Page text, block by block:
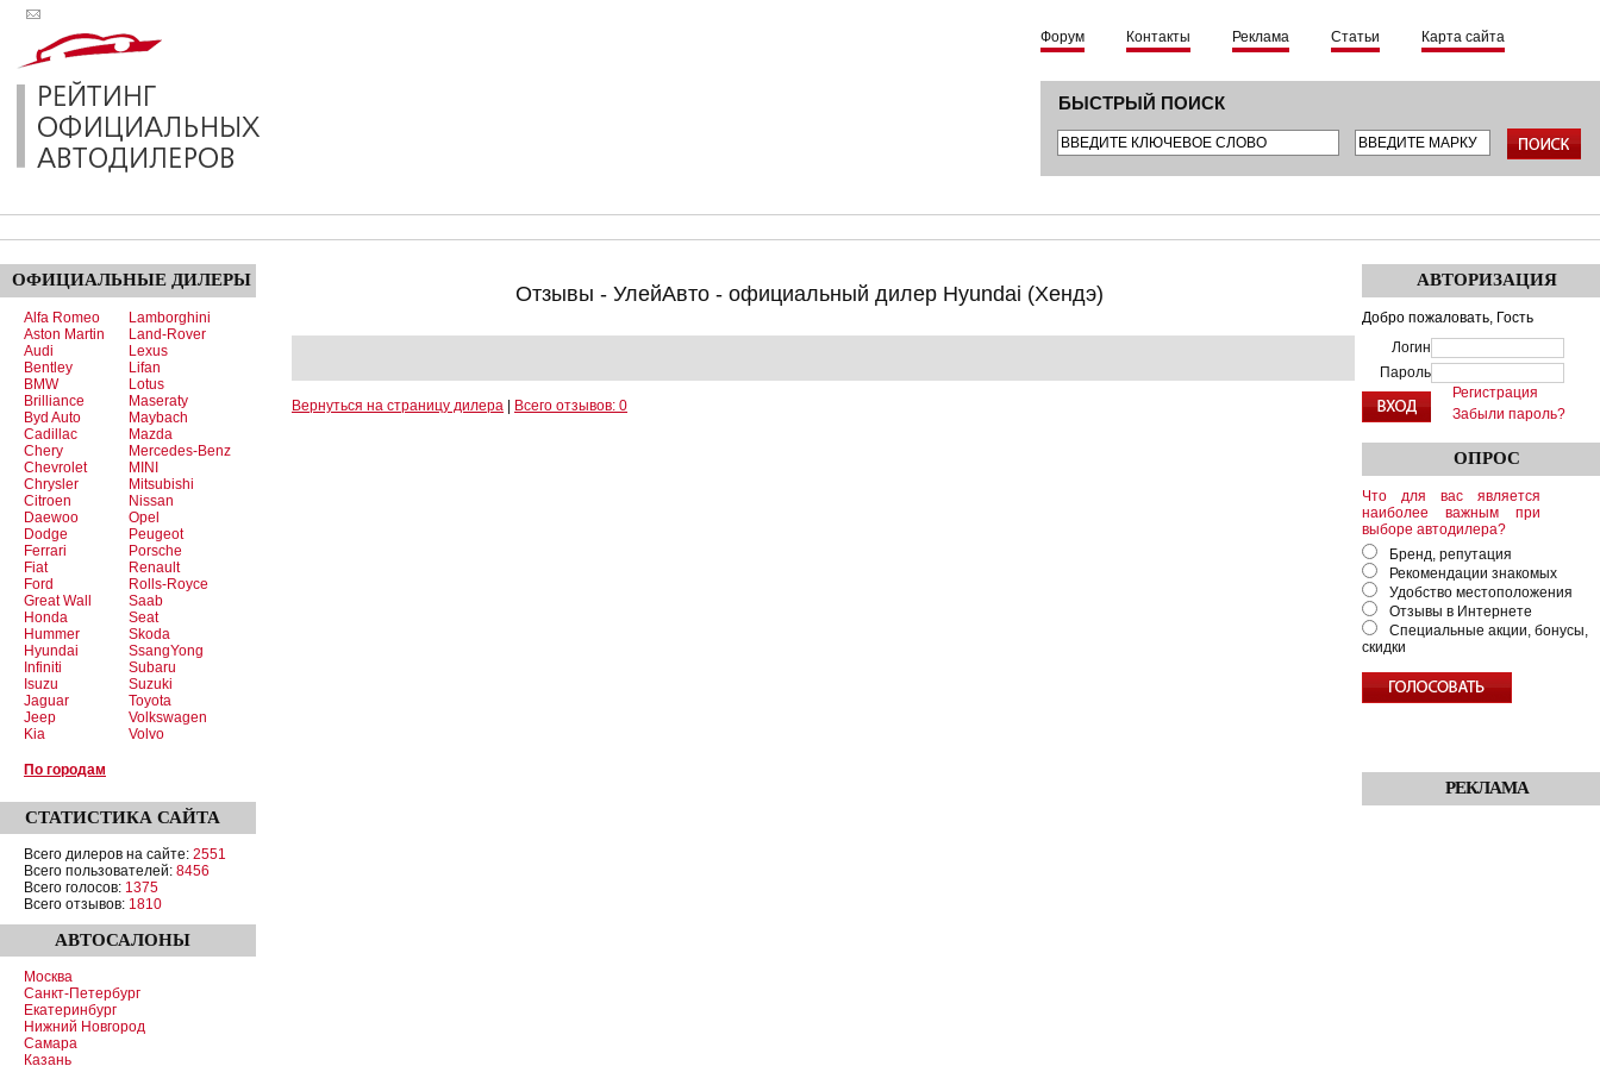
Форум Контакты Реклама Статьи Карта сайта
БЫСТРЫЙ ПОИСК
ОФИЦИАЛЬНЫЕ ДИЛЕРЫ
Alfa Romeo
Aston Martin
Audi
Bentley
BMW
Brilliance
Byd Auto
Cadillac
Chery
Chevrolet
Chrysler
Citroen
Daewoo
Dodge
Ferrari
Fiat
Ford
Great Wall
Honda
Hummer
Hyundai
Infiniti
Isuzu
Jaguar
Jeep
Kia
Lamborghini
Land-Rover
Lexus
Lifan
Lotus
Maseraty
Maybach
Mazda
Mercedes-Benz
MINI
Mitsubishi
Nissan
Opel
Peugeot
Porsche
Renault
Rolls-Royce
Saab
Seat
Skoda
SsangYong
Subaru
Suzuki
Toyota
Volkswagen
Volvo
По городам
СТАТИСТИКА САЙТА
Всего дилеров на сайте: 2551
Всего пользователей: 8456
Всего голосов: 1375
Всего отзывов: 1810
АВТОСАЛОНЫ
Москва
Санкт-Петербург
Екатеринбург
Нижний Новгород
Самара
Казань
АВТОРИЗАЦИЯ
Добро пожаловать, Гость
Логин
Пароль
Регистрация
Забыли пароль?
ОПРОС
Что для вас является
наиболее важным при
выборе автодилера?
Бренд, репутация
Рекомендации знакомых
Удобство местоположения
Отзывы в Интернете
Специальные акции, бонусы,
скидки
РЕКЛАМА
Отзывы - УлейАвто - официальный дилер Hyundai (Хендэ)
Вернуться на страницу дилера Всего отзывов: 0